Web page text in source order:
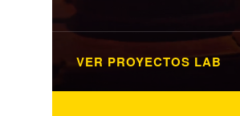
VER PROYECTOS LAB